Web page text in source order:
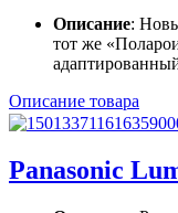
Описание:
тот же
Описание товара
Panasonic